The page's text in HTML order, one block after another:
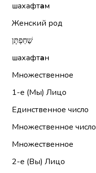
шахафтам
Женский род
שַׁחַפְתָּן
шахафтан
Множественное
1-е (Мы) Лицо
Единственное число
Множественное число
Множественное
2-е (Вы) Лицо